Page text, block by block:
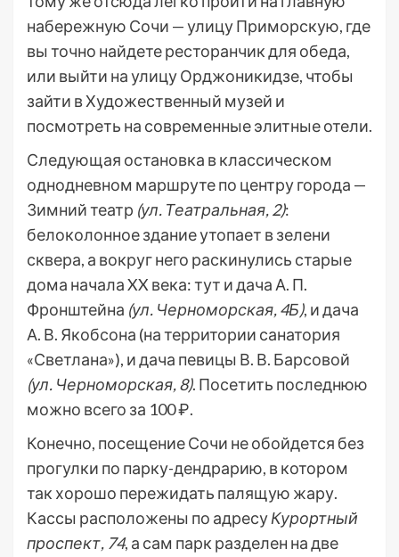
набережную Сочи — улицу Приморскую, где
вы точно найдете ресторанчик для обеда,
или выйти на улицу Орджоникидзе, чтобы
зайти в Художественный музей и
посмотреть на современные элитные отели.
Следующая остановка в классическом
однодневном маршруте по центру города —
Зимний театр (ул. Театральная, 2):
белоколонное здание утопает в зелени
сквера, а вокруг него раскинулись старые
дома начала XX века: тут и дача А. П.
Фронштейна (ул. Черноморская, 4Б), и дача
А. В. Якобсона (на территории санатория
«Светлана»), и дача певицы В. В. Барсовой
(ул. Черноморская, 8). Посетить последнюю
можно всего за 100 ₽.
Конечно, посещение Сочи не обойдется без
прогулки по парку-дендрарию, в котором
так хорошо пережидать палящую жару.
Кассы расположены по адресуКурортный
проспект, 74, а сам парк разделен на две